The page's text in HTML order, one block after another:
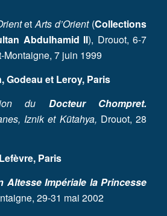
etArts d’Orient(Collections
Abdulhamid II), Drouot, 6-7
Montaigne, 7 juin 1999
Godeau et Leroy, Paris
du Docteur Chompret.
Iznik et Kütahya, Drouot, 28
Paris
Altesse Impériale la Princesse
29-31 mai 2002